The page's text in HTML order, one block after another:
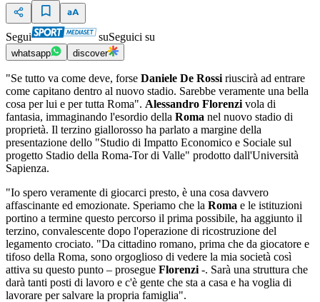
Segui suSeguici su
whatsapp discover
"Se tutto va come deve, forse Daniele De Rossi riuscirà ad entrare
come capitano dentro al nuovo stadio. Sarebbe veramente una bella
cosa per lui e per tutta Roma". Alessandro Florenzi vola di
fantasia, immaginando l'esordio della Roma nel nuovo stadio di
proprietà. Il terzino giallorosso ha parlato a margine della
presentazione dello "Studio di Impatto Economico e Sociale sul
progetto Stadio della Roma-Tor di Valle" prodotto dall'Università
Sapienza.
"Io spero veramente di giocarci presto, è una cosa davvero
affascinante ed emozionate. Speriamo che la Roma e le istituzioni
portino a termine questo percorso il prima possibile, ha aggiunto il
terzino, convalescente dopo l'operazione di ricostruzione del
legamento crociato. "Da cittadino romano, prima che da giocatore e
tifoso della Roma, sono orgoglioso di vedere la mia società così
attiva su questo punto – prosegue Florenzi -. Sarà una struttura che
darà tanti posti di lavoro e c'è gente che sta a casa e ha voglia di
lavorare per salvare la propria famiglia".